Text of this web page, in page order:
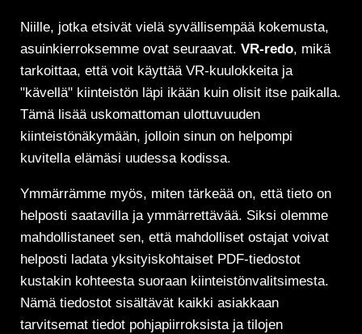
Niille, jotka etsivät vielä syvällisempää kokemusta,
asuinkierroksemme ovat seuraavat. VR-redo, mikä
tarkoittaa, että voit käyttää VR-kuulokkeita ja
"kävellä" kiinteistön läpi ikään kuin olisit itse paikalla.
Tämä lisää uskomattoman ulottuvuuden
kiinteistönäkymään, jolloin sinun on helpompi
kuvitella elämäsi uudessa kodissa.
Ymmärrämme myös, miten tärkeää on, että tieto on
helposti saatavilla ja ymmärrettävää. Siksi olemme
mahdollistaneet sen, että mahdolliset ostajat voivat
helposti ladata yksityiskohtaiset PDF-tiedostot
kustakin kohteesta suoraan kiinteistönvalitsimesta.
Nämä tiedostot sisältävät kaikki asiakkaan
tarvitsemat tiedot pohjapiirroksista ja tilojen